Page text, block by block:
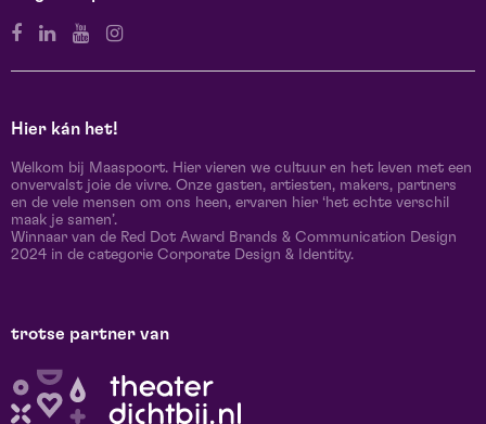
Hier kán het!
Welkom bij Maaspoort. Hier vieren we cultuur en het leven met een
onvervalst joie de vivre. Onze gasten, artiesten, makers, partners
en de vele mensen om ons heen, ervaren hier ‘het echte verschil
maak je samen’.
Winnaar van de Red Dot Award Brands & Communication Design
2024 in de categorie Corporate Design & Identity.
trotse partner van